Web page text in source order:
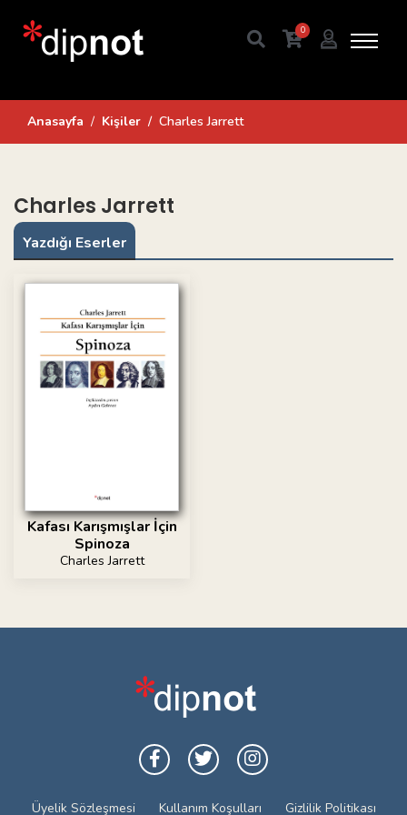
0
Anasayfa Kişiler Charles Jarrett
Charles Jarrett
Yazdığı Eserler
Kafası Karışmışlar İçin
Spinoza
Charles Jarrett
Üyelik Sözleşmesi Kullanım Koşulları Gizlilik Politikası